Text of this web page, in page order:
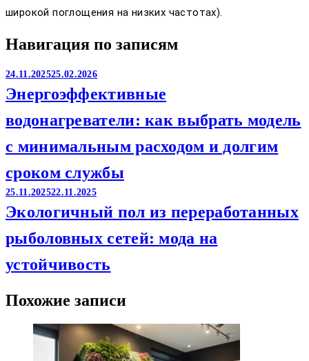
широкой поглощения на низких частотах).
Навигация по записям
24.11.202525.02.2026
Энергоэффективные
водонагреватели: как выбрать модель
с минимальным расходом и долгим
сроком службы
25.11.202522.11.2025
Экологичный пол из переработанных
рыболовных сетей: мода на
устойчивость
Похожие записи